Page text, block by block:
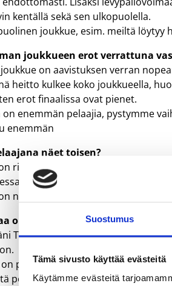
Suostumus
Tämä sivusto käyttää evästeitä
Käytämme evästeitä
kentällä sekä sen ulkopuolella.
joukkue, esim. meiltä
joukkueen erot verrattuna
on aavistuksen verran
heitto kulkee koko joukkueella,
erot finaalissa ovat pienet.
on enemmän pelaajia, pystymme
enemmän
näet toisen?
rittäin lupaava nuori pelaaja. On
kuin maajoukkueessakin.
nopea ja taitava pallon kanssa.
olisi toiselta?
Teemulla on aavistuksen
paljon opittavaa Lepeltä, esim.
peleistä.